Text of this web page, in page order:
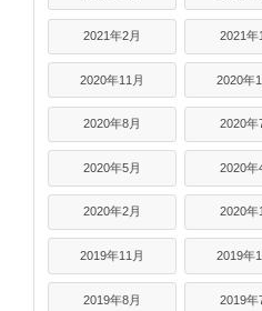
2021年2月 2021年
2020年11月 2020年
2020年8月 2020年
2020年5月 2020年
2020年2月 2020年
2019年11月 2019年
2019年8月 2019年